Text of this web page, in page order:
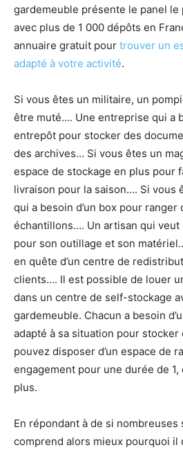
gardemeuble présente le panel le
avec plus de 1 000 dépôts en
annuaire gratuit pour trouver un
adapté à votre activité.
Si vous êtes un militaire, un
être muté…. Une entreprise qui a
entrepôt pour stocker des
des archives… Si vous êtes un
espace de stockage en plus pour
livraison pour la saison…. Si vous
qui a besoin d’un box pour
échantillons…. Un artisan qui veut
pour son outillage et son
en quête d’un centre de
clients…. Il est possible de louer
dans un centre de self-stockage
gardemeuble. Chacun a besoin
adapté à sa situation pour stocker
pouvez disposer d’un espace de
engagement pour une durée de 1,
plus.
En répondant à de si nombreuses
comprend alors mieux pourquoi il